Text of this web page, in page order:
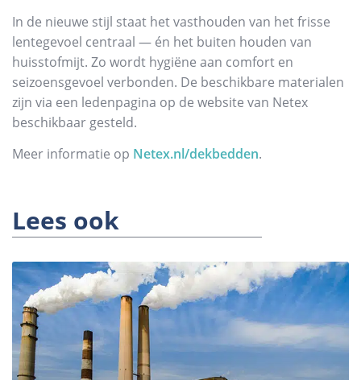
In de nieuwe stijl staat het vasthouden van het frisse
lentegevoel centraal — én het buiten houden van
huisstofmijt. Zo wordt hygiëne aan comfort en
seizoensgevoel verbonden. De beschikbare materialen
zijn via een ledenpagina op de website van Netex
beschikbaar gesteld.
Meer informatie op Netex.nl/dekbedden.
Lees ook